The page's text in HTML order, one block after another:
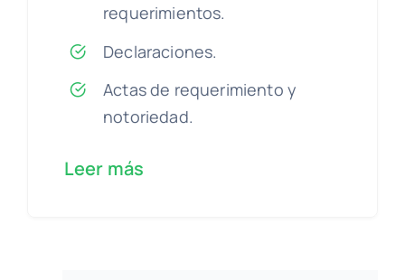
requerimientos.
Declaraciones.
Actas de requerimiento y
notoriedad.
Leer más